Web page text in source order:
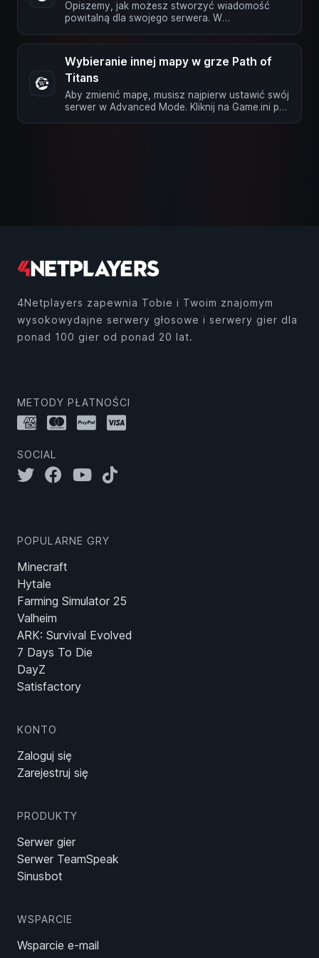
Opiszemy, jak możesz stworzyć wiadomość
powitalną dla swojego serwera. W
…
Wybieranie innej mapy w grze Path of
Titans
Aby zmienić mapę, musisz najpierw ustawić swój
serwer w Advanced Mode. Kliknij na Game.ini po
4Netplayers zapewnia Tobie i Twoim znajomym
wysokowydajne serwery głosowe i serwery gier dla
ponad 100 gier od ponad 20 lat.
METODY PŁATNOŚCI
SOCIAL
POPULARNE GRY
Minecraft
Hytale
Farming Simulator 25
Valheim
ARK: Survival Evolved
7 Days To Die
DayZ
Satisfactory
KONTO
Zaloguj się
Zarejestruj się
PRODUKTY
Serwer gier
Serwer TeamSpeak
Sinusbot
WSPARCIE
Wsparcie e-mail